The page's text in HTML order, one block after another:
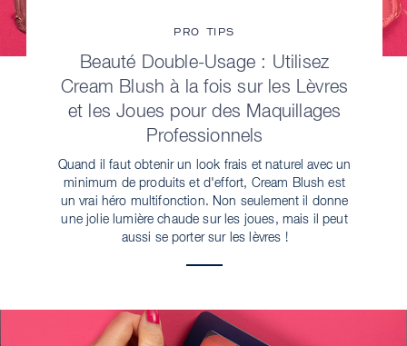
PRO TIPS
Beauté Double-Usage : Utilisez
Cream Blush à la fois sur les Lèvres
et les Joues pour des Maquillages
Professionnels
Quand il faut obtenir un look frais et naturel avec un
minimum de produits et d'effort, Cream Blush est
un vrai héro multifonction. Non seulement il donne
une jolie lumière chaude sur les joues, mais il peut
aussi se porter sur les lèvres !